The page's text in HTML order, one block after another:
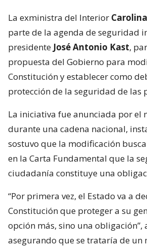
La exministra del Interior
parte de la agenda de seguridad
presidente José Antonio Kast,
propuesta del Gobierno para
Constitución y establecer como
protección de la seguridad de las
La iniciativa fue anunciada por el
durante una cadena nacional,
sostuvo que la modificación
en la Carta Fundamental que la
ciudadanía constituye una
“Por primera vez, el Estado va a
Constitución que proteger a su
opción más, sino una obligación”,
asegurando que se trataría de un